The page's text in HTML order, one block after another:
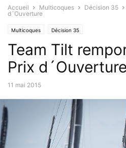
Accueil Multicoques Décision 35
d´Ouverture
Multicoques Décision 35
Team Tilt
Prix d´Ouverture
11 mai 2015